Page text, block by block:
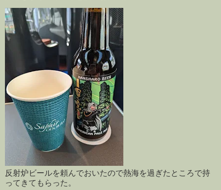
反射炉ビールを頼んでおいたので熱海を過ぎたところで持
ってきてもらった。